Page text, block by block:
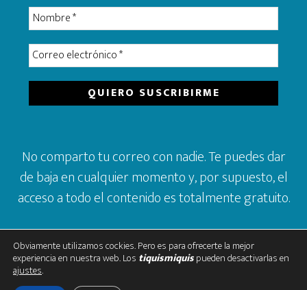
No comparto tu correo con nadie. Te puedes dar
de baja en cualquier momento y, por supuesto, el
acceso a todo el contenido es totalmente gratuito.
Obviamente utilizamos cockies. Pero es para ofrecerte la mejor
experiencia en nuestra web. Los tiquismiquispueden desactivarlas en
ajustes.